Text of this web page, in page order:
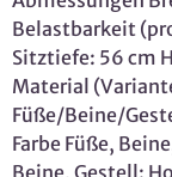
Belastbarkeit
Sitztiefe: 56 cm
Material
Füße/Beine/
Farbe Füße,
Beine, Gestell: